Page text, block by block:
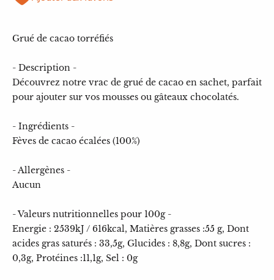
Grué de cacao torréfiés
- Description -
Découvrez notre vrac de grué de cacao en sachet, parfait
pour ajouter sur vos mousses ou gâteaux chocolatés.
- Ingrédients -
Fèves de cacao écalées (100%)
- Allergènes -
Aucun
- Valeurs nutritionnelles pour 100g -
Energie : 2539kJ / 616kcal, Matières grasses :55 g, Dont
acides gras saturés : 33,5g, Glucides : 8,8g, Dont sucres :
0,3g, Protéines :11,1g, Sel : 0g